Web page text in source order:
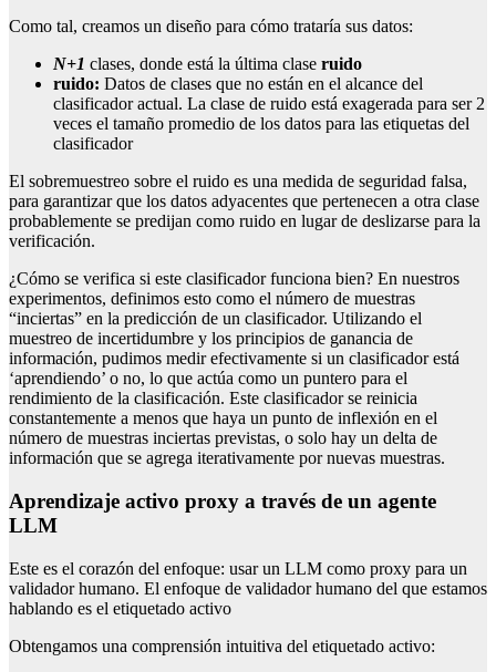
Como tal, creamos un diseño para cómo trataría sus datos:
N+1 clases, donde está la última clase ruido
ruido: Datos de clases que no están en el alcance del
clasificador actual. La clase de ruido está exagerada para ser 2
veces el tamaño promedio de los datos para las etiquetas del
clasificador
El sobremuestreo sobre el ruido es una medida de seguridad falsa,
para garantizar que los datos adyacentes que pertenecen a otra clase
probablemente se predijan como ruido en lugar de deslizarse para la
verificación.
¿Cómo se verifica si este clasificador funciona bien? En nuestros
experimentos, definimos esto como el número de muestras
“inciertas” en la predicción de un clasificador. Utilizando el
muestreo de incertidumbre y los principios de ganancia de
información, pudimos medir efectivamente si un clasificador está
‘aprendiendo’ o no, lo que actúa como un puntero para el
rendimiento de la clasificación. Este clasificador se reinicia
constantemente a menos que haya un punto de inflexión en el
número de muestras inciertas previstas, o solo hay un delta de
información que se agrega iterativamente por nuevas muestras.
Aprendizaje activo proxy a través de un agente
LLM
Este es el corazón del enfoque: usar un LLM como proxy para un
validador humano. El enfoque de validador humano del que estamos
hablando es el etiquetado activo
Obtengamos una comprensión intuitiva del etiquetado activo: